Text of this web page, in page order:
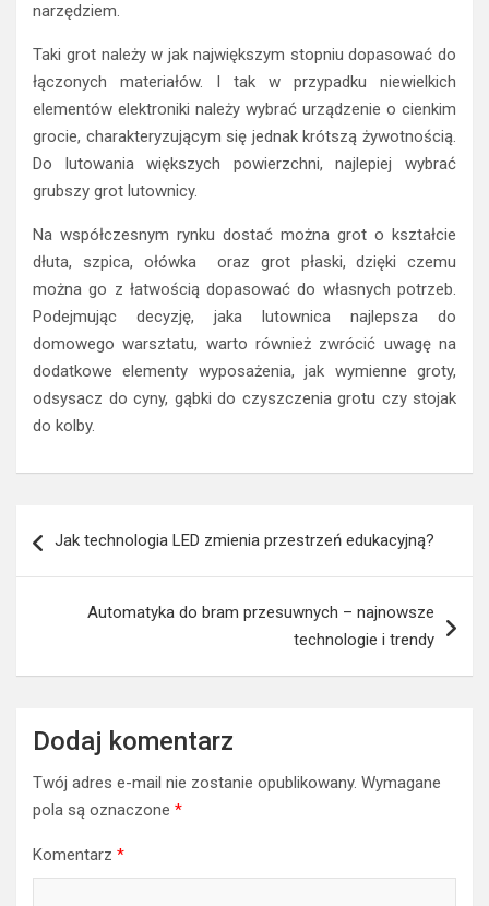
narzędziem.
Taki grot należy w jak największym stopniu dopasować do
łączonych materiałów. I tak w przypadku niewielkich
elementów elektroniki należy wybrać urządzenie o cienkim
grocie, charakteryzującym się jednak krótszą żywotnością.
Do lutowania większych powierzchni, najlepiej wybrać
grubszy grot lutownicy.
Na współczesnym rynku dostać można grot o kształcie
dłuta, szpica, ołówka oraz grot płaski, dzięki czemu
można go z łatwością dopasować do własnych potrzeb.
Podejmując decyzję, jaka lutownica najlepsza do
domowego warsztatu, warto również zwrócić uwagę na
dodatkowe elementy wyposażenia, jak wymienne groty,
odsysacz do cyny, gąbki do czyszczenia grotu czy stojak
do kolby.
wpisu
Jak technologia LED zmienia przestrzeń edukacyjną?
Automatyka do bram przesuwnych – najnowsze
technologie i trendy
Dodaj komentarz
Twój adres e-mail nie zostanie opublikowany. Wymagane
pola są oznaczone *
Komentarz *